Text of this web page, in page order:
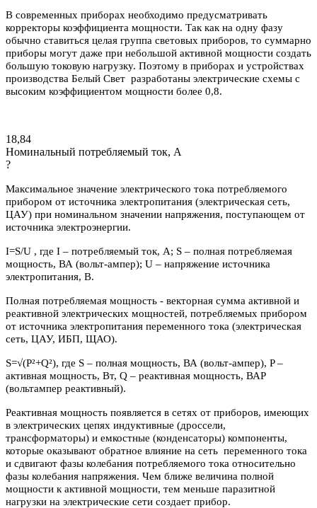
В современных приборах необходимо предусматривать
корректоры коэффициента мощности. Так как на одну фазу
обычно ставиться целая группа световых приборов, то суммарно
приборы могут даже при небольшой активной мощности создать
большую токовую нагрузку. Поэтому в приборах и устройствах
производства Белый Свет разработаны электрические схемы с
высоким коэффициентом мощности более 0,8.
18,84
Номинальный потребляемый ток, А
?
Максимальное значение электрического тока потребляемого
прибором от источника электропитания (электрическая сеть,
ЦАУ) при номинальном значении напряжения, поступающем от
источника электроэнергии.
I=S/U , где I – потребляемый ток, А; S – полная потребляемая
мощность, ВА (вольт-ампер); U – напряжение источника
электропитания, В.
Полная потребляемая мощность - векторная сумма активной и
реактивной электрических мощностей, потребляемых прибором
от источника электропитания переменного тока (электрическая
сеть, ЦАУ, ИБП, ЩАО).
S=√(P²+Q²), где S – полная мощность, ВА (вольт-ампер), P –
активная мощность, Вт, Q – реактивная мощность, ВАР
(вольтампер реактивный).
Реактивная мощность появляется в сетях от приборов, имеющих
в электрических цепях индуктивные (дроссели,
трансформаторы) и емкостные (конденсаторы) компоненты,
которые оказывают обратное влияние на сеть переменного тока
и сдвигают фазы колебания потребляемого тока относительно
фазы колебания напряжения. Чем ближе величина полной
мощности к активной мощности, тем меньше паразитной
нагрузки на электрические сети создает прибор.